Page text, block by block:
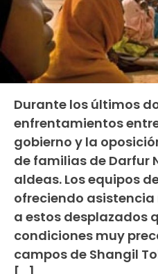
Durante los últimos
enfrentamientos
gobierno y la
de familias de Darfur
aldeas. Los equipos
ofreciendo
a estos desplazados
condiciones muy
campos de Shangil